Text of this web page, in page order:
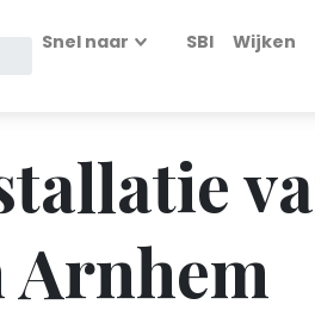
Snel naar SBI Wijken
Arnhem